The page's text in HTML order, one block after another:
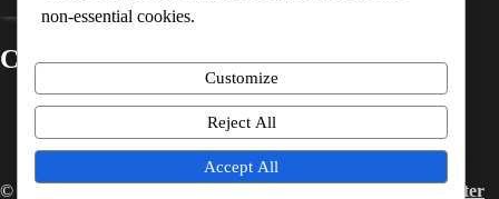
Contact Details
Mobile No:-+91-7978163782
Email ID:-timesinterview@gmail.com
© 2026 – Inter
non-essential cookies.
Customize
Reject All
Accept All